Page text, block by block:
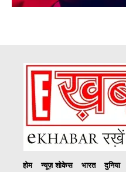
होम न्यूज़ शोकेस भारत दुनिया